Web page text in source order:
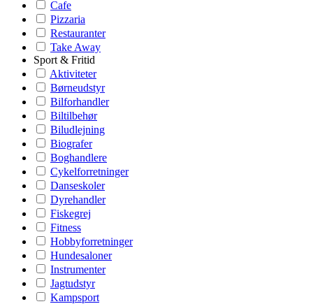
Cafe
Pizzaria
Restauranter
Take Away
Sport & Fritid
Aktiviteter
Børneudstyr
Bilforhandler
Biltilbehør
Biludlejning
Biografer
Boghandlere
Cykelforretninger
Danseskoler
Dyrehandler
Fiskegrej
Fitness
Hobbyforretninger
Hundesaloner
Instrumenter
Jagtudstyr
Kampsport